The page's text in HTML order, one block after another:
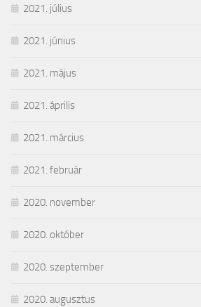
2021. július
2021. június
2021. május
2021. április
2021. március
2021. február
2020. november
2020. október
2020. szeptember
2020. augusztus